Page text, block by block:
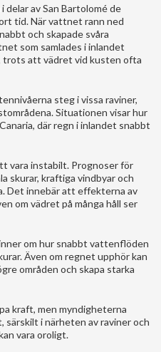
av San Bartolomé de
tid. När vattnet rann ned
och skapade svåra
som samlades i inlandet
trots att vädret vid kusten ofta
steg i vissa raviner,
Situationen visar hur
där regn i inlandet snabbt
vara instabilt. Prognoser för
skurar, kraftiga vindbyar och
Det innebär att effekterna av
om vädret på många håll ser
om hur snabbt vattenflöden
Även om regnet upphör kan
områden och skapa starka
kraft, men myndigheterna
i närheten av raviner och
vara oroligt.